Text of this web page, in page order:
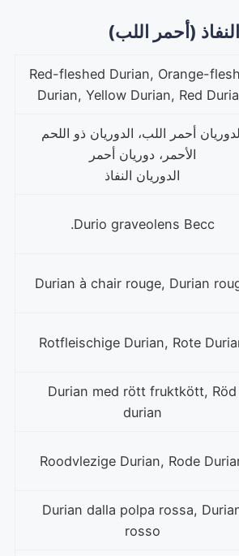
(أحمر اللب)
Red-fleshed Durian, Orange-
Durian, Yellow Durian, Red
أحمر اللب، الدوريان ذو اللحم
الأحمر، دوريان أحمر
الدوريان النفاذ
Durio graveolens Becc.
Durian à chair rouge, Durian
Rotfleischige Durian, Rote
Durian med rött fruktkött, Röd
durian
Roodvlezige Durian, Rode
Durian dalla polpa rossa,
rosso